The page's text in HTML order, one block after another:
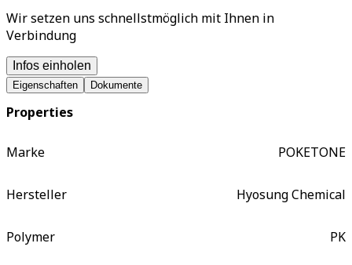
Wir setzen uns schnellstmöglich mit Ihnen in
Verbindung
Infos einholen
Eigenschaften Dokumente
Properties
Marke POKETONE
Hersteller Hyosung Chemical
Polymer PK